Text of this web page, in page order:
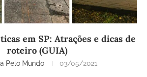
em SP: Atrações e dicas de
roteiro (GUIA)
Pelo Mundo 03/05/2021